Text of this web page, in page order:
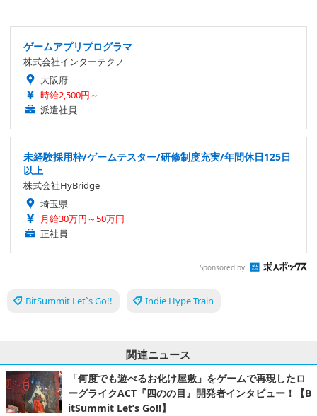
ゲームアプリプログラマ
株式会社インターテクノ
大阪府
時給2,500円～
派遣社員
未経験採用枠/ゲームテスター/研修制度充実/年間休日125日
以上
株式会社HyBridge
埼玉県
月給30万円～50万円
正社員
Sponsored by
BitSummit Let`s Go!! Indie Hype Train
関連ニュース
「何度でも遊べるお化け屋敷」をゲームで再現したロ
ーグライクACT『四のの目』開発者インタビュー！【B
itSummit Let’s Go!!】